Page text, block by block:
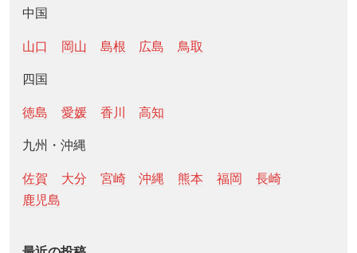
中国
山口 岡山 島根 広島 鳥取
四国
徳島 愛媛 香川 高知
九州・沖縄
佐賀 大分 宮崎 沖縄 熊本 福岡
長崎
鹿児島